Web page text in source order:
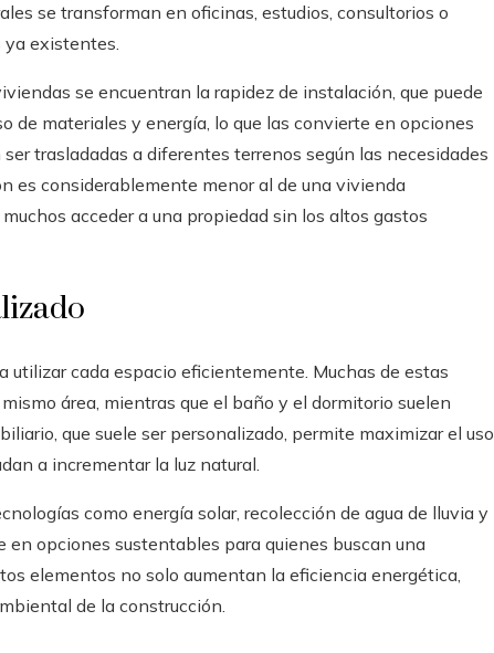
se transforman en oficinas, estudios, consultorios o
ya existentes.
se encuentran la rapidez de instalación, que puede
de materiales y energía, lo que las convierte en opciones
trasladadas a diferentes terrenos según las necesidades
es considerablemente menor al de una vivienda
acceder a una propiedad sin los altos gastos
utilizar cada espacio eficientemente. Muchas de estas
área, mientras que el baño y el dormitorio suelen
que suele ser personalizado, permite maximizar el uso
a incrementar la luz natural.
como energía solar, recolección de agua de lluvia y
opciones sustentables para quienes buscan una
elementos no solo aumentan la eficiencia energética,
de la construcción.